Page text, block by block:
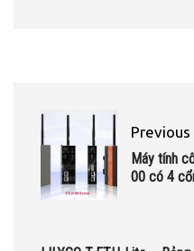
Previous
Máy tính
00 có 4